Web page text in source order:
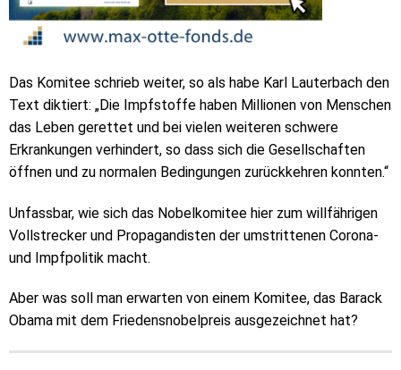
Das Komitee schrieb weiter, so als habe Karl Lauterbach den
Text diktiert: „Die Impfstoffe haben Millionen von Menschen
das Leben gerettet und bei vielen weiteren schwere
Erkrankungen verhindert, so dass sich die Gesellschaften
öffnen und zu normalen Bedingungen zurückkehren konnten.“
Unfassbar, wie sich das Nobelkomitee hier zum willfährigen
Vollstrecker und Propagandisten der umstrittenen Corona-
und Impfpolitik macht.
Aber was soll man erwarten von einem Komitee, das Barack
Obama mit dem Friedensnobelpreis ausgezeichnet hat?